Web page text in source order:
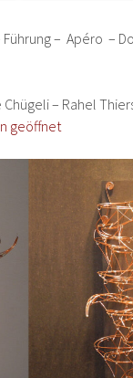
– Apéro –
– Rahel
geöffnet